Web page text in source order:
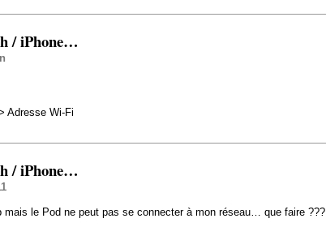
/ iPhone…
Adresse Wi-Fi
/ iPhone…
le Pod ne peut pas se connecter à mon réseau… que faire ???